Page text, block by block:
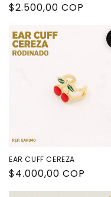
Precio
$2.500,00 COP
EAR CUFF CEREZA
Precio
habitual
$4.000,00 COP